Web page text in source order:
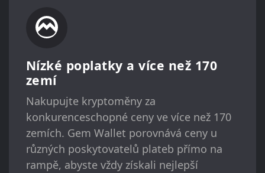
Nízké poplatky a více než 170
zemí
Nakupujte kryptoměny za
konkurenceschopné ceny ve více než 170
zemích. Gem Wallet porovnává ceny u
různých poskytovatelů plateb přímo na
rampě, abyste vždy získali nejlepší